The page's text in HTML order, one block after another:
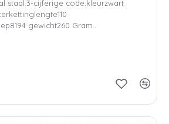
staal.3-cijferige code.kleurzwart
gewicht260 Gram..